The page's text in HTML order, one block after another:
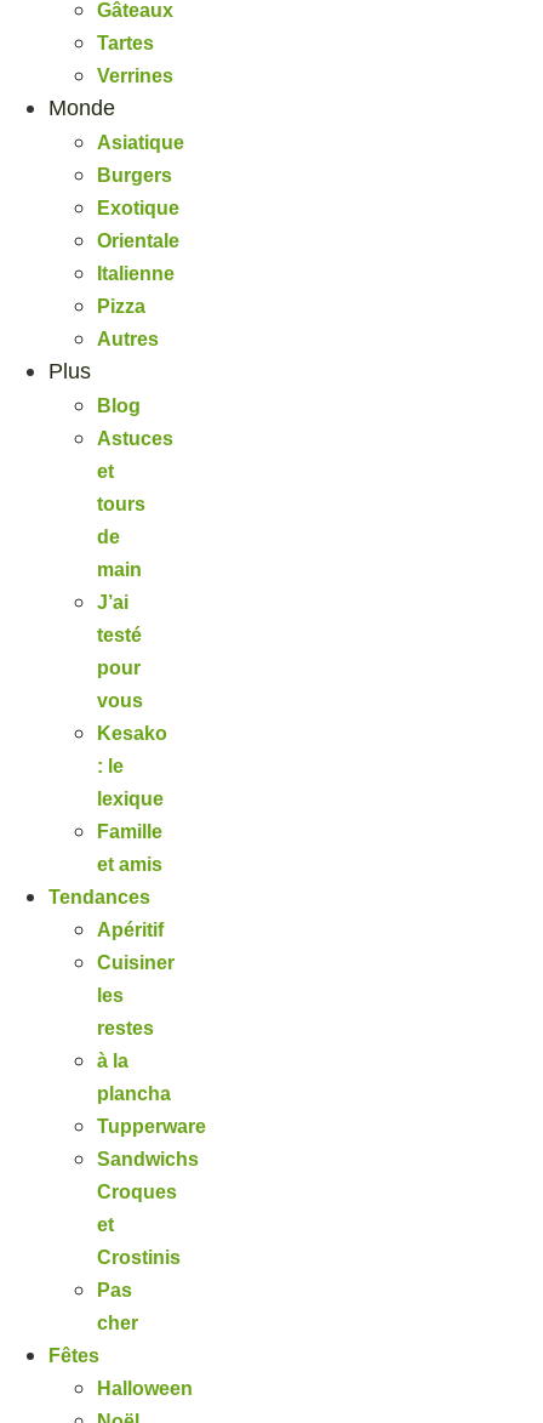
Gâteaux
Tartes
Verrines
Monde
Asiatique
Burgers
Exotique
Orientale
Italienne
Pizza
Autres
Plus
Blog
Astuces
et
tours
de
main
J’ai
testé
pour
vous
Kesako
: le
lexique
Famille
et amis
Tendances
Apéritif
Cuisiner
les
restes
à la
plancha
Tupperware
Sandwichs
Croques
et
Crostinis
Pas
cher
Fêtes
Halloween